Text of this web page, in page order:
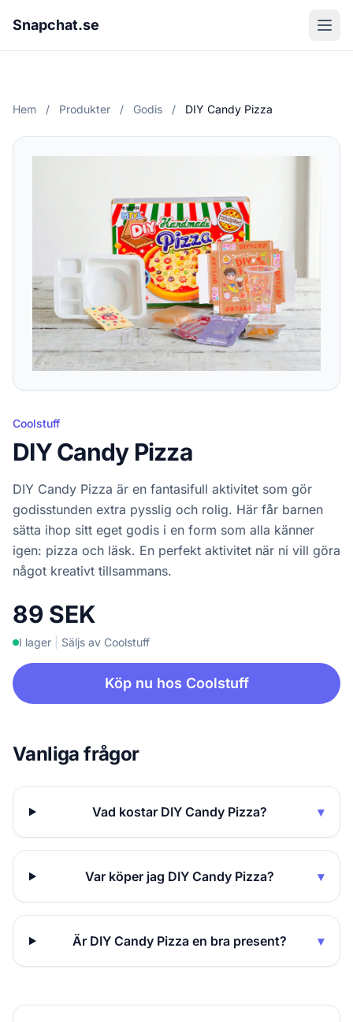
Snapchat.se
Hem / Produkter / Godis / DIY Candy Pizza
Coolstuff
DIY Candy Pizza
DIY Candy Pizza är en fantasifull aktivitet som gör
godisstunden extra pysslig och rolig. Här får barnen
sätta ihop sitt eget godis i en form som alla känner
igen: pizza och läsk. En perfekt aktivitet när ni vill göra
något kreativt tillsammans.
89 SEK
I lager Säljs av Coolstuff
Köp nu hos Coolstuff
Vanliga frågor
Vad kostar DIY Candy Pizza? ▾
Var köper jag DIY Candy Pizza? ▾
Är DIY Candy Pizza en bra present? ▾